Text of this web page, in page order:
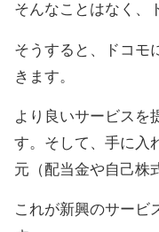
そんなことはなく、
そうすると、ドコモ
きます。
より良いサービスを
す。そして、手に入
元（配当金や自己株
これが新興のサービ